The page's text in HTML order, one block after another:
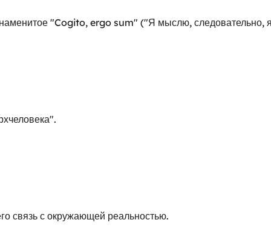
"Cogito, ergo sum" ("Я мыслю, следовательно,
связь с окружающей реальностью.